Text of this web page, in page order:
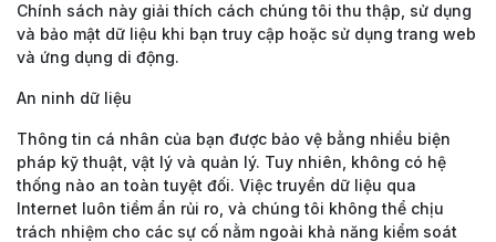
Chính sách này giải thích cách chúng tôi thu thập, sử dụng
và bảo mật dữ liệu khi bạn truy cập hoặc sử dụng trang web
và ứng dụng di động.
An ninh dữ liệu
Thông tin cá nhân của bạn được bảo vệ bằng nhiều biện
pháp kỹ thuật, vật lý và quản lý. Tuy nhiên, không có hệ
thống nào an toàn tuyệt đối. Việc truyền dữ liệu qua
Internet luôn tiềm ẩn rủi ro, và chúng tôi không thể chịu
trách nhiệm cho các sự cố nằm ngoài khả năng kiểm soát